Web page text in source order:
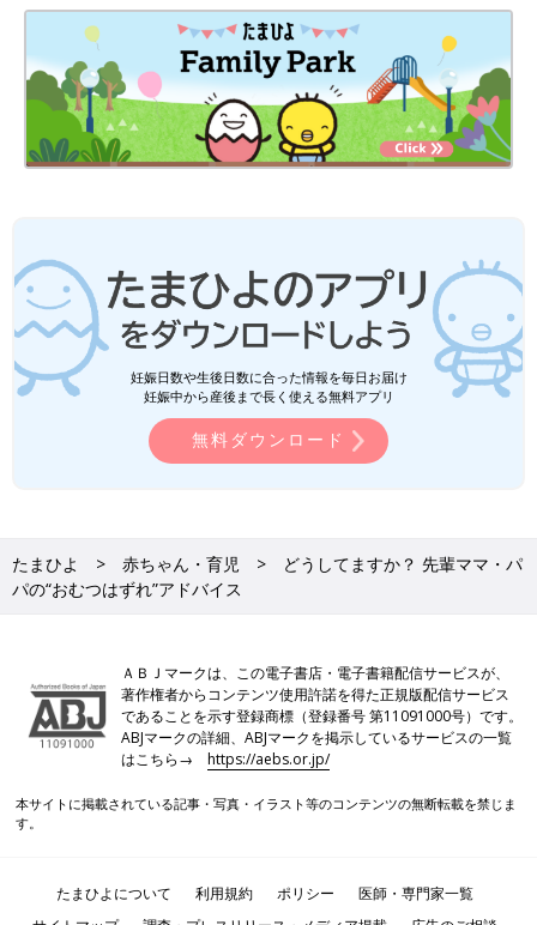
妊娠日数や生後日数に合った情報を毎日お届け
妊娠中から産後まで長く使える無料アプリ
無料ダウンロード
たまひよ 赤ちゃん・育児
どうしてますか？ 先輩ママ・パ
パの“おむつはずれ”アドバイス
ＡＢＪマークは、この電子書店・電子書籍配信サービスが、
著作権者からコンテンツ使用許諾を得た正規版配信サービス
であることを示す登録商標（登録番号 第11091000号）です。
ABJマークの詳細、ABJマークを掲示しているサービスの一覧
はこちら→https://aebs.or.jp/
本サイトに掲載されている記事・写真・イラスト等のコンテンツの無断転載を禁じま
す。
たまひよについて 利用規約 ポリシー
医師・専門家一覧